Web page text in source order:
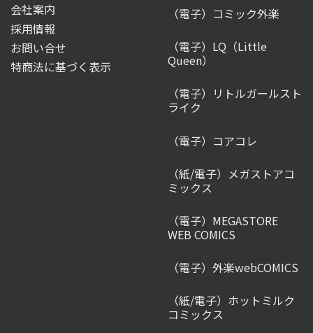
会社案内
採用情報
お問い合せ
特商法に基づく表示
（電子）コミック外楽
（電子）LQ（Little
Queen）
（電子）リトルガールスト
ライク
（電子）コアコレ
（紙/電子）メガストアコ
ミックス
（電子）MEGASTORE
WEB COMICS
（電子）外楽webCOMICS
（紙/電子）ホットミルク
コミックス